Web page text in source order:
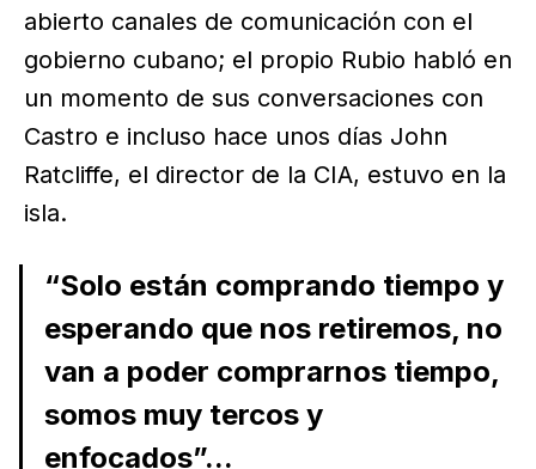
abierto canales de comunicación con el
gobierno cubano; el propio Rubio habló en
un momento de sus conversaciones con
Castro e incluso hace unos días John
Ratcliffe, el director de la CIA, estuvo en la
isla.
“Solo están comprando tiempo y
esperando que nos retiremos, no
van a poder comprarnos tiempo,
somos muy tercos y
enfocados”...